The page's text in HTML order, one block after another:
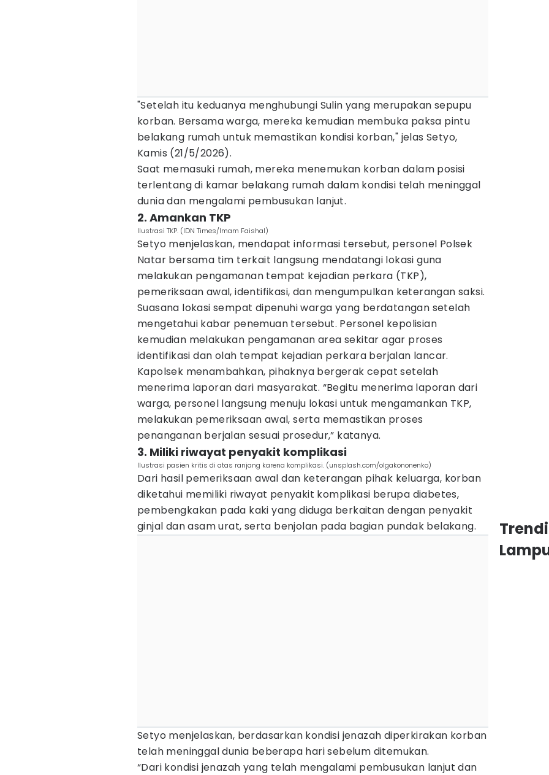
"Setelah itu keduanya menghubungi Sulin yang merupakan sepupu
korban. Bersama warga, mereka kemudian membuka paksa pintu
belakang rumah untuk memastikan kondisi korban," jelas Setyo,
Kamis (21/5/2026).
Saat memasuki rumah, mereka menemukan korban dalam posisi
terlentang di kamar belakang rumah dalam kondisi telah meninggal
dunia dan mengalami pembusukan lanjut.
2. Amankan TKP
Ilustrasi TKP. (IDN Times/Imam Faishal)
Setyo menjelaskan, mendapat informasi tersebut, personel Polsek
Natar bersama tim terkait langsung mendatangi lokasi guna
melakukan pengamanan tempat kejadian perkara (TKP),
pemeriksaan awal, identifikasi, dan mengumpulkan keterangan saksi.
Suasana lokasi sempat dipenuhi warga yang berdatangan setelah
mengetahui kabar penemuan tersebut. Personel kepolisian
kemudian melakukan pengamanan area sekitar agar proses
identifikasi dan olah tempat kejadian perkara berjalan lancar.
Kapolsek menambahkan, pihaknya bergerak cepat setelah
menerima laporan dari masyarakat. “Begitu menerima laporan dari
warga, personel langsung menuju lokasi untuk mengamankan TKP,
melakukan pemeriksaan awal, serta memastikan proses
penanganan berjalan sesuai prosedur,” katanya.
3. Miliki riwayat penyakit komplikasi
Ilustrasi pasien kritis di atas ranjang karena komplikasi. (unsplash.com/olgakononenko)
Dari hasil pemeriksaan awal dan keterangan pihak keluarga, korban
diketahui memiliki riwayat penyakit komplikasi berupa diabetes,
pembengkakan pada kaki yang diduga berkaitan dengan penyakit
ginjal dan asam urat, serta benjolan pada bagian pundak belakang.
Setyo menjelaskan, berdasarkan kondisi jenazah diperkirakan korban
telah meninggal dunia beberapa hari sebelum ditemukan.
“Dari kondisi jenazah yang telah mengalami pembusukan lanjut dan